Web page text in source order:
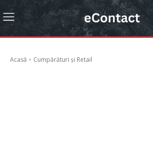
Acasă Cumpărături și Retail